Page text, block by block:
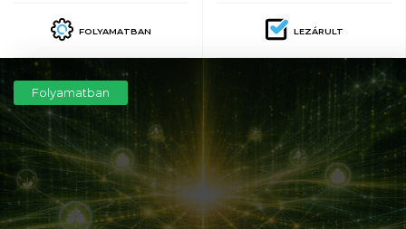
FOLYAMATBAN LEZÁRULT
Folyamatban